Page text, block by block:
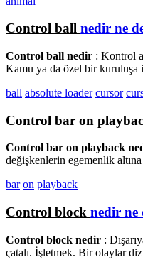
Control ball nedir ne
Control ball nedir : Kontrol
Kamu ya da özel bir kuruluşa
ball absolute loader cursor
Control bar on
Control bar on playback
değişkenlerin egemenlik
bar on playback
Control block nedir ne
Control block nedir :
çatalı. İşletmek. Bir olaylar